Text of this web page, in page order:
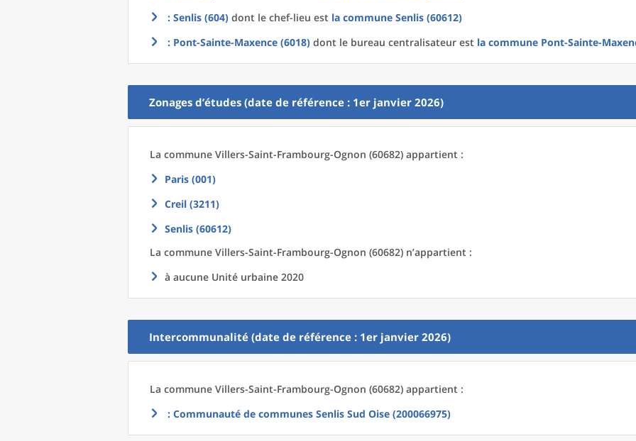
: Senlis (604) dont le chef-lieu est la commune Senlis (60612)
: Pont-Sainte-Maxence (6018) dont le bureau centralisateur est la commune Pont-Sainte-
Zonages d’études (date de référence : 1er janvier 2026)
La commune Villers-Saint-Frambourg-Ognon (60682) appartient :
Paris (001)
Creil (3211)
Senlis (60612)
La commune Villers-Saint-Frambourg-Ognon (60682) n’appartient :
à aucune Unité urbaine 2020
Intercommunalité (date de référence : 1er janvier 2026)
La commune Villers-Saint-Frambourg-Ognon (60682) appartient :
: Communauté de communes Senlis Sud Oise (200066975)